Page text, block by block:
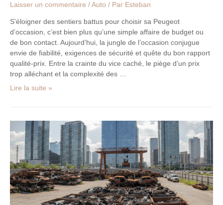
Laisser un commentaire / Auto / Par Esteban
S’éloigner des sentiers battus pour choisir sa Peugeot
d’occasion, c’est bien plus qu’une simple affaire de budget ou
de bon contact. Aujourd’hui, la jungle de l’occasion conjugue
envie de fiabilité, exigences de sécurité et quête du bon rapport
qualité-prix. Entre la crainte du vice caché, le piège d’un prix
trop alléchant et la complexité des …
Lire la suite »
Comment
gérer
la
fin
de
vie
de
votre